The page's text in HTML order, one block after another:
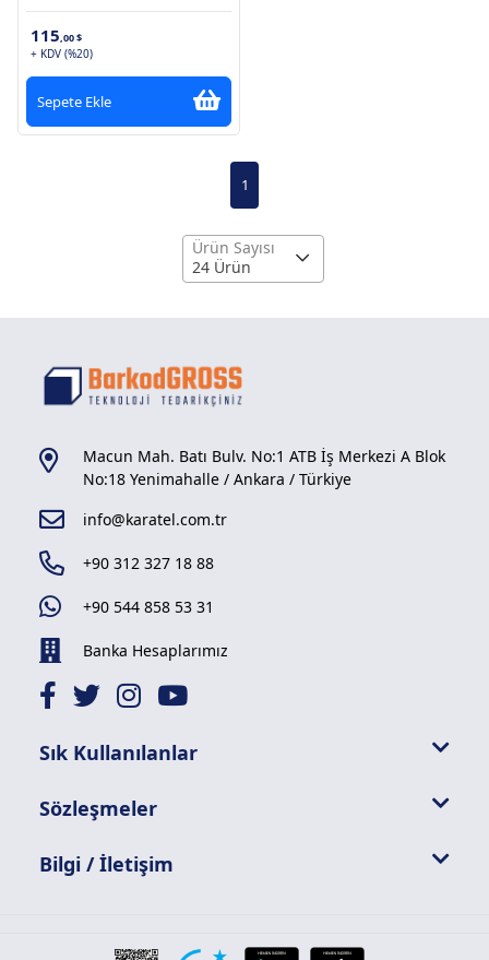
115,00 $
+ KDV (%20)
Sepete Ekle
1
Ürün Sayısı
24 Ürün
Macun Mah. Batı Bulv. No:1 ATB İş Merkezi A Blok
No:18 Yenimahalle / Ankara / Türkiye
info@karatel.com.tr
+90 312 327 18 88
+90 544 858 53 31
Banka Hesaplarımız
Sık Kullanılanlar
Sözleşmeler
Bilgi / İletişim